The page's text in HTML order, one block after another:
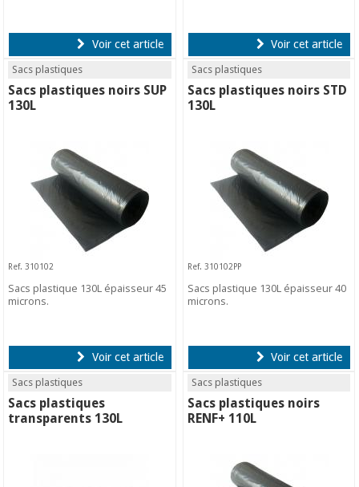
Voir cet article Voir cet article
Sacs plastiques
Sacs plastiques noirs SUP
130L
Ref. 310102
Sacs plastique 130L épaisseur 45
microns.
Voir cet article
Sacs plastiques
Sacs plastiques noirs STD
130L
Ref. 310102PP
Sacs plastique 130L épaisseur 40
microns.
Voir cet article
Sacs plastiques
Sacs plastiques
transparents 130L
Sacs plastiques
Sacs plastiques noirs
RENF+ 110L